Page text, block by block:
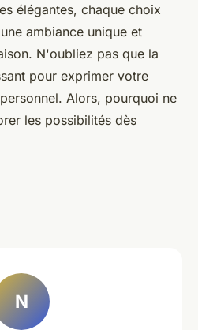
élégantes, chaque choix
ambiance unique et
N'oubliez pas que la
pour exprimer votre
Alors, pourquoi ne
les possibilités dès
N